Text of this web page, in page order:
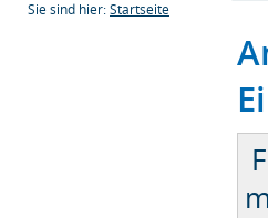
Sie sind hier: Startseite